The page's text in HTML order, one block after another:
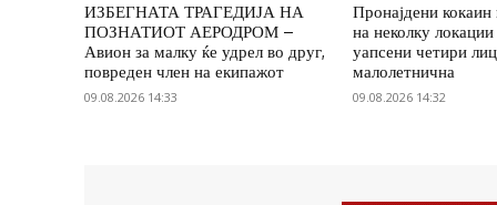
ИЗБЕГНАТА ТРАГЕДИЈА НА
ПОЗНАТИОТ АЕРОДРОМ –
Авион за малку ќе удрел во друг,
повреден член на екипажот
09.08.2026 14:33
Пронајдени
на неколку локации
уапсени четири
малолетнична
09.08.2026 14:32